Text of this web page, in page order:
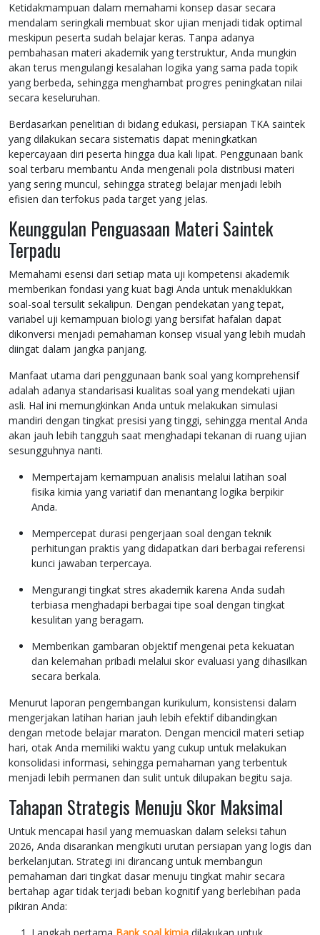
Ketidakmampuan dalam memahami konsep dasar secara
mendalam seringkali membuat skor ujian menjadi tidak optimal
meskipun peserta sudah belajar keras. Tanpa adanya
pembahasan materi akademik yang terstruktur, Anda mungkin
akan terus mengulangi kesalahan logika yang sama pada topik
yang berbeda, sehingga menghambat progres peningkatan nilai
secara keseluruhan.
Berdasarkan penelitian di bidang edukasi, persiapan TKA saintek
yang dilakukan secara sistematis dapat meningkatkan
kepercayaan diri peserta hingga dua kali lipat. Penggunaan bank
soal terbaru membantu Anda mengenali pola distribusi materi
yang sering muncul, sehingga strategi belajar menjadi lebih
efisien dan terfokus pada target yang jelas.
Keunggulan Penguasaan Materi Saintek
Terpadu
Memahami esensi dari setiap mata uji kompetensi akademik
memberikan fondasi yang kuat bagi Anda untuk menaklukkan
soal-soal tersulit sekalipun. Dengan pendekatan yang tepat,
variabel uji kemampuan biologi yang bersifat hafalan dapat
dikonversi menjadi pemahaman konsep visual yang lebih mudah
diingat dalam jangka panjang.
Manfaat utama dari penggunaan bank soal yang komprehensif
adalah adanya standarisasi kualitas soal yang mendekati ujian
asli. Hal ini memungkinkan Anda untuk melakukan simulasi
mandiri dengan tingkat presisi yang tinggi, sehingga mental Anda
akan jauh lebih tangguh saat menghadapi tekanan di ruang ujian
sesungguhnya nanti.
Mempertajam kemampuan analisis melalui latihan soal
fisika kimia yang variatif dan menantang logika berpikir
Anda.
Mempercepat durasi pengerjaan soal dengan teknik
perhitungan praktis yang didapatkan dari berbagai referensi
kunci jawaban terpercaya.
Mengurangi tingkat stres akademik karena Anda sudah
terbiasa menghadapi berbagai tipe soal dengan tingkat
kesulitan yang beragam.
Memberikan gambaran objektif mengenai peta kekuatan
dan kelemahan pribadi melalui skor evaluasi yang dihasilkan
secara berkala.
Menurut laporan pengembangan kurikulum, konsistensi dalam
mengerjakan latihan harian jauh lebih efektif dibandingkan
dengan metode belajar maraton. Dengan mencicil materi setiap
hari, otak Anda memiliki waktu yang cukup untuk melakukan
konsolidasi informasi, sehingga pemahaman yang terbentuk
menjadi lebih permanen dan sulit untuk dilupakan begitu saja.
Tahapan Strategis Menuju Skor Maksimal
Untuk mencapai hasil yang memuaskan dalam seleksi tahun
2026, Anda disarankan mengikuti urutan persiapan yang logis dan
berkelanjutan. Strategi ini dirancang untuk membangun
pemahaman dari tingkat dasar menuju tingkat mahir secara
bertahap agar tidak terjadi beban kognitif yang berlebihan pada
pikiran Anda: